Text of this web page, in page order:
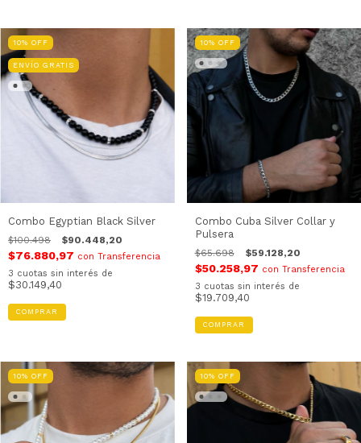
10% OFF
ENVÍO GRATIS
Combo Egyptian Black Silver
$100.498 $90.448,20
$76.880,97 con Transferencia
3 cuotas sin interés de
$30.149,40
COMPRAR
10% OFF
Combo Cuba Silver Collar y
Pulsera
$65.698 $59.128,20
$50.258,97 con Transferencia
3 cuotas sin interés de
$19.709,40
COMPRAR
10% OFF 10% OFF